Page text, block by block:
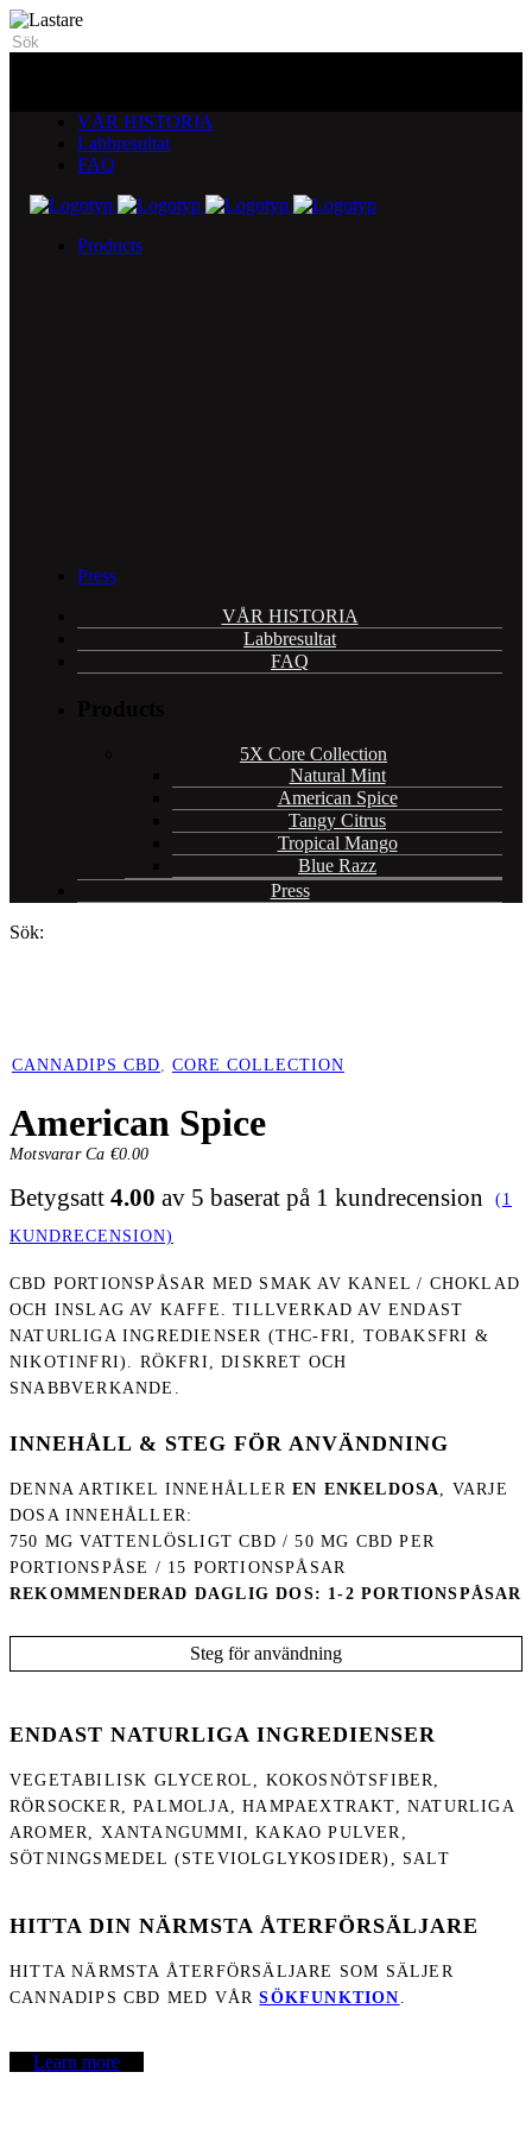
VÅR HISTORIA
Labbresultat
FAQ
Products
Press
VÅR HISTORIA
Labbresultat
FAQ
5X Core Collection
Natural Mint
American Spice
Tangy Citrus
Tropical Mango
Blue Razz
Press
Sök:
CANNADIPS CBD, CORE COLLECTION
American Spice
Motsvarar Ca €0.00
Betygsatt 4.00 av 5 baserat på 1 kundrecension (1
KUNDRECENSION)
CBD PORTIONSPÅSAR MED SMAK AV KANEL / CHOKLAD
OCH INSLAG AV KAFFE. TILLVERKAD AV ENDAST
NATURLIGA INGREDIENSER (THC-FRI, TOBAKSFRI &
NIKOTINFRI). RÖKFRI, DISKRET OCH
SNABBVERKANDE.
INNEHÅLL & STEG FÖR ANVÄNDNING
DENNA ARTIKEL INNEHÅLLER EN ENKELDOSA
, VARJE
DOSA INNEHÅLLER:
750 MG VATTENLÖSLIGT CBD / 50 MG CBD PER
PORTIONSPÅSE / 15 PORTIONSPÅSAR
REKOMMENDERAD DAGLIG DOS: 1-2 PORTIONSPÅSAR
Steg för användning
ENDAST NATURLIGA INGREDIENSER
VEGETABILISK GLYCEROL, KOKOSNÖTSFIBER,
RÖRSOCKER, PALMOLJA, HAMPAEXTRAKT, NATURLIGA
AROMER, XANTANGUMMI, KAKAO PULVER,
SÖTNINGSMEDEL (STEVIOLGLYKOSIDER), SALT
HITTA DIN NÄRMSTA ÅTERFÖRSÄLJARE
HITTA NÄRMSTA ÅTERFÖRSÄLJARE SOM SÄLJER
CANNADIPS CBD MED VÅRSÖKFUNKTION
Learn more